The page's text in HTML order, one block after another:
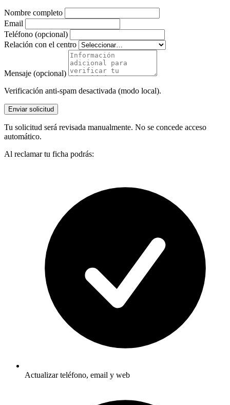
Nombre completo
Email
Teléfono (opcional)
Relación con el centro
Mensaje (opcional)
Verificación anti-spam desactivada (modo local).
Enviar solicitud
Tu solicitud será revisada manualmente. No se concede acceso
automático.
Al reclamar tu ficha podrás:
Actualizar teléfono, email y web